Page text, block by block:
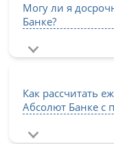
Могу ли я
Банке?
Как рассчитать
Абсолют Банке с